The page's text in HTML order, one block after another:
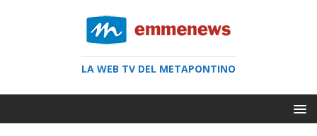
LA WEB TV DEL METAPONTINO